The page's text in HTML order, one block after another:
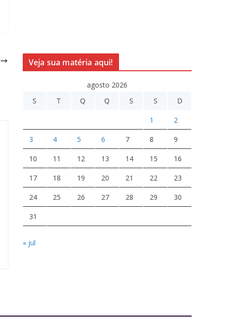
Veja sua matéria aqui!
agosto 2026
S
T Q Q S S D
1 2
3 4 5 6 7 8 9
10 11 12 13 14 15 16
17 18 19 20 21 22 23
24 25 26 27 28 29 30
31
« jul